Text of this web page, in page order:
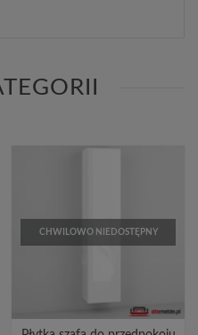
CHWILOWO NIEDOSTĘPNY